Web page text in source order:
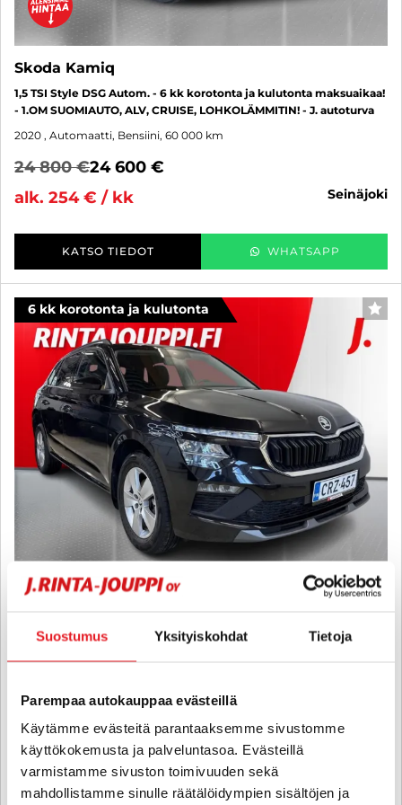
Suostumus Yksityiskohdat Tietoja
Parempaa autokauppaa evästeillä
Käytämme evästeitä parantaaksemme sivustomme
käyttökokemusta ja palveluntasoa. Evästeillä
varmistamme sivuston toimivuuden sekä
mahdollistamme sinulle räätälöidympien sisältöjen ja
Skoda Kamiq
1,5 TSI Style DSG Autom. - 6 kk korotonta ja kulutonta maksuaikaa!
- 1.OM SUOMIAUTO, ALV, CRUISE, LOHKOLÄMMITIN! - J. autoturva
2020 , Automaatti, Bensiini, 60 000 km
24 800 €24 600 €
alk. 254 € / kk
seinäjoki
KATSO TIEDOT WHATSAPP
6 kk korotonta ja kulutonta
1.0 TSI 116 Selection DSG Autom. - 6 kk korotonta ja kulutonta
Lohko+Sisäpistoke, LED Ajovalot, Digimittaristo, Ratinlämmitys,
2025 , Automaatti, Bensiini, 24 000 km
25 890 €
alk. 266 € / kk